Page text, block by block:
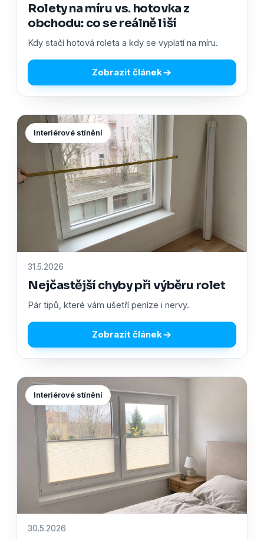
Rolety na míru vs. hotovka z
obchodu: co se reálně liší
Kdy stačí hotová roleta a kdy se vyplatí na míru.
Zobrazit článek
Interiérové stínění
31.5.2026
Nejčastější chyby při výběru rolet
Pár tipů, které vám ušetří peníze i nervy.
Zobrazit článek
Interiérové stínění
30.5.2026